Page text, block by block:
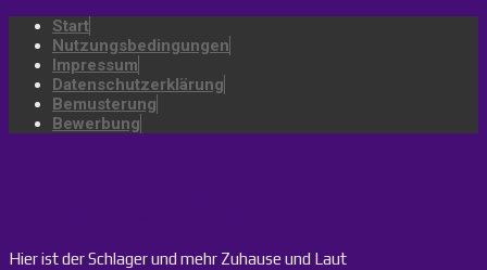
Start
Nutzungsbedingungen
Impressum
Datenschutzerklärung
Bemusterung
Bewerbung
Hier ist der Schlager und mehr Zuhause und Laut